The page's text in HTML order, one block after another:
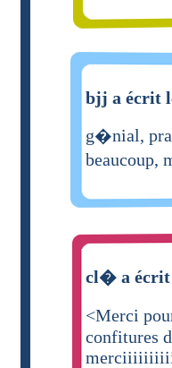
bjj a écrit
g�nial,
beaucoup,
cl� a
<Merci
confitures